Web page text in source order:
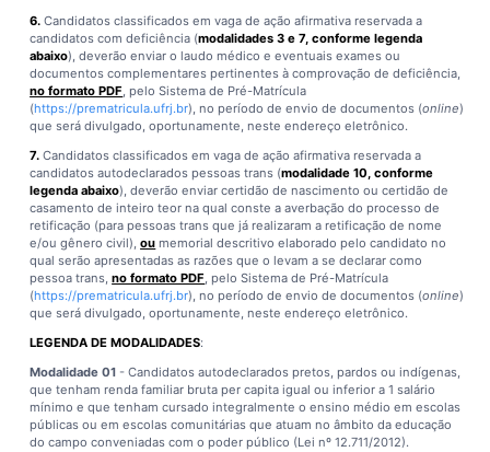
6. Candidatos classificados em vaga de ação afirmativa reservada a
candidatos com deficiência (modalidades 3 e 7, conforme legenda
abaixo), deverão enviar o laudo médico e eventuais exames ou
documentos complementares pertinentes à comprovação de deficiência,
no formato PDF, pelo Sistema de Pré-Matrícula
(https://prematricula.ufrj.br), no período de envio de documentos (online)
que será divulgado, oportunamente, neste endereço eletrônico.
7. Candidatos classificados em vaga de ação afirmativa reservada a
candidatos autodeclarados pessoas trans (modalidade 10, conforme
legenda abaixo), deverão enviar certidão de nascimento ou certidão de
casamento de inteiro teor na qual conste a averbação do processo de
retificação (para pessoas trans que já realizaram a retificação de nome
e/ou gênero civil),ou memorial descritivo elaborado pelo candidato no
qual serão apresentadas as razões que o levam a se declarar como
pessoa trans,no formato PDF, pelo Sistema de Pré-Matrícula
(https://prematricula.ufrj.br), no período de envio de documentos (online)
que será divulgado, oportunamente, neste endereço eletrônico.
LEGENDA DE MODALIDADES:
Modalidade 01 - Candidatos autodeclarados pretos, pardos ou indígenas,
que tenham renda familiar bruta per capita igual ou inferior a 1 salário
mínimo e que tenham cursado integralmente o ensino médio em escolas
públicas ou em escolas comunitárias que atuam no âmbito da educação
do campo conveniadas com o poder público (Lei nº 12.711/2012).